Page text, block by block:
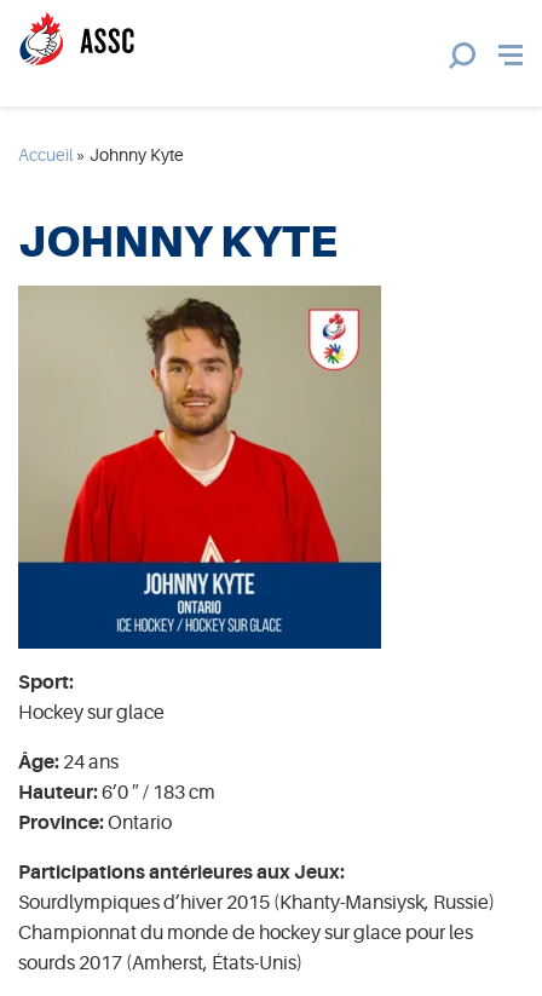
Accueil » Johnny Kyte
JOHNNY KYTE
Sport:
Hockey sur glace
Âge: 24 ans
Hauteur:6’0 ″ / 183 cm
Province:Ontario
Participations antérieures aux Jeux:
Sourdlympiques d’hiver 2015 (Khanty-Mansiysk, Russie)
Championnat du monde de hockey sur glace pour les
sourds 2017 (Amherst, États-Unis)